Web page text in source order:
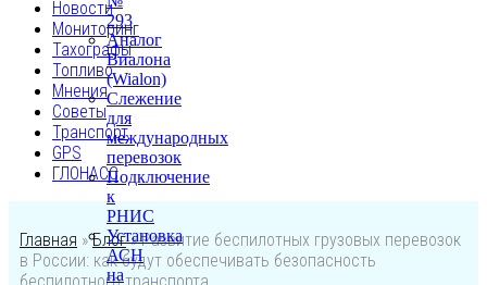
293
Аналог
Виалона
(Wialon)
Слежение
для
международных
перевозок
Подключение
к
РНИС
Установка
АСН
на
Новости
Мониторинг
Тахографы
Топливо
Мнения
Советы
Транспорт
GPS
ГЛОНАСС
Главная »Блог»Развитие беспилотных грузовых перевозок
в России: как будут обеспечивать безопасность